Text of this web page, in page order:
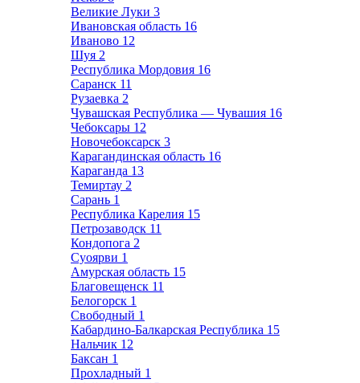
Великие Луки 3
Ивановская область 16
Иваново 12
Шуя 2
Республика Мордовия 16
Саранск 11
Рузаевка 2
Чувашская Республика — Чувашия 16
Чебоксары 12
Новочебоксарск 3
Карагандинская область 16
Караганда 13
Темиртау 2
Сарань 1
Республика Карелия 15
Петрозаводск 11
Кондопога 2
Суоярви 1
Амурская область 15
Благовещенск 11
Белогорск 1
Свободный 1
Кабардино-Балкарская Республика 15
Нальчик 12
Баксан 1
Прохладный 1